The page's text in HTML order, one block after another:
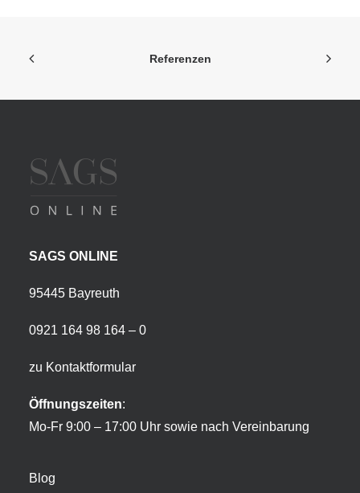
Referenzen
SAGS ONLINE
95445 Bayreuth
0921 164 98 164 – 0
zu Kontaktformular
Öffnungszeiten:
Mo-Fr 9:00 – 17:00 Uhr sowie nach Vereinbarung
Blog